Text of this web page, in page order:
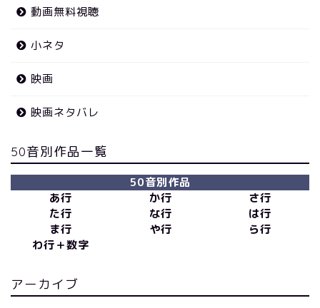
動画無料視聴
小ネタ
映画
映画ネタバレ
50音別作品一覧
50音別作品
あ行
か行
さ行
た行
な行
は行
ま行
や行
ら行
わ行＋数字
アーカイブ